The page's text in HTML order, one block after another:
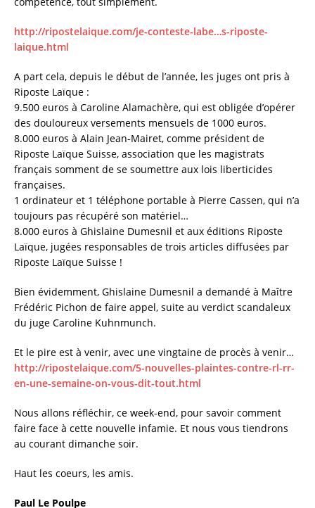
http://ripostelaique.com/je-conteste-labe…s-riposte-
laique.html
A part cela, depuis le début de l’année, les juges ont pris à
Riposte Laïque :
9.500 euros à Caroline Alamachère, qui est obligée d’opérer
des douloureux versements mensuels de 1000 euros.
8.000 euros à Alain Jean-Mairet, comme président de
Riposte Laïque Suisse, association que les magistrats
français somment de se soumettre aux lois liberticides
françaises.
1 ordinateur et 1 téléphone portable à Pierre Cassen, qui n’a
toujours pas récupéré son matériel…
8.000 euros à Ghislaine Dumesnil et aux éditions Riposte
Laïque, jugées responsables de trois articles diffusées par
Riposte Laïque Suisse !
Bien évidemment, Ghislaine Dumesnil a demandé à Maître
Frédéric Pichon de faire appel, suite au verdict scandaleux
du juge Caroline Kuhnmunch.
Et le pire est à venir, avec une vingtaine de procès à venir…
http://ripostelaique.com/5-nouvelles-plaintes-contre-rl-rr-
en-une-semaine-on-vous-dit-tout.html
Nous allons réfléchir, ce week-end, pour savoir comment
faire face à cette nouvelle infamie. Et nous vous tiendrons
au courant dimanche soir.
Haut les coeurs, les amis.
Paul Le Poulpe